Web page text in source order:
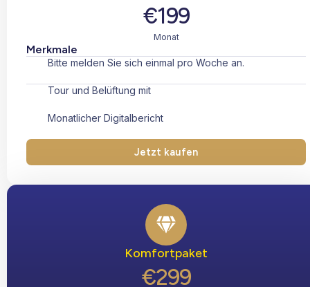
€199
Monat
Merkmale
Bitte melden Sie sich einmal pro Woche an.
Tour und Belüftung mit
Monatlicher Digitalbericht
Jetzt kaufen
Komfortpaket
€299